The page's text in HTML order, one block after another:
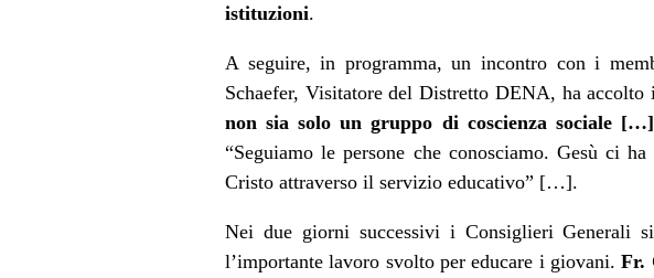
istituzioni.
A seguire, in programma, un incontro con i
Schaefer, Visitatore del Distretto DENA, ha accolto
non sia solo un gruppo di coscienza sociale
“Seguiamo le persone che conosciamo. Gesù ci
Cristo attraverso il servizio educativo” […].
Nei due giorni successivi i Consiglieri Generali
l’importante lavoro svolto per educare i giovani.Fr.